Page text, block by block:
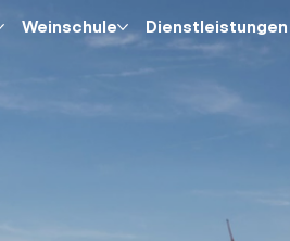
Weinschule Dienstleistungen